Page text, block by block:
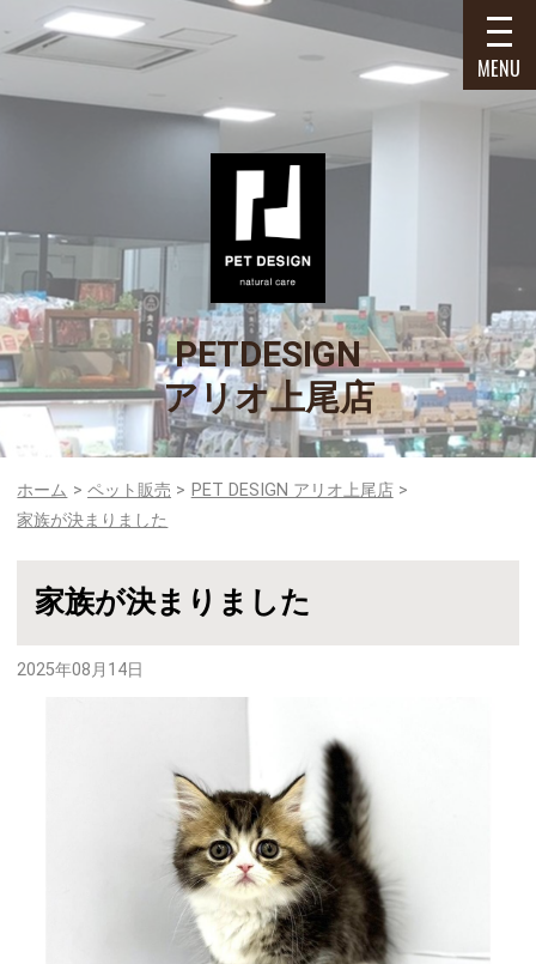
PETDESIGN
アリオ上尾店
MENU
ホーム ペット販売
PET DESIGN アリオ上尾店
家族が決まりました
家族が決まりました
2025年08月14日